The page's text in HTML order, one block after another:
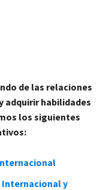
de las relaciones
adquirir habilidades
los siguientes
y